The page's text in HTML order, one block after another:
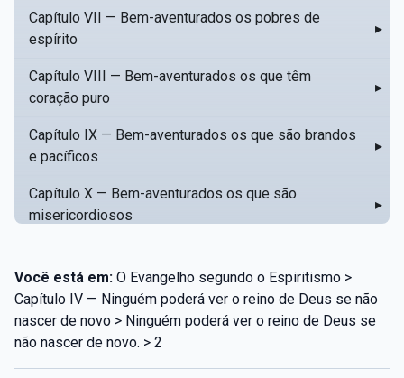
Capítulo VII — Bem-aventurados os pobres de
espírito
▸
Capítulo VIII — Bem-aventurados os que têm
coração puro
▸
Capítulo IX — Bem-aventurados os que são brandos
e pacíficos
▸
Capítulo X — Bem-aventurados os que são
misericordiosos
▸
Capítulo XII — Amai os vossos inimigos
Capítulo XIII — Não saiba a vossa mão esquerda o
que dê a vossa mão direita
Você está em: O Evangelho segundo o Espiritismo >
Capítulo IV — Ninguém poderá ver o reino de Deus se não
nascer de novo > Ninguém poderá ver o reino de Deus se
não nascer de novo. > 2